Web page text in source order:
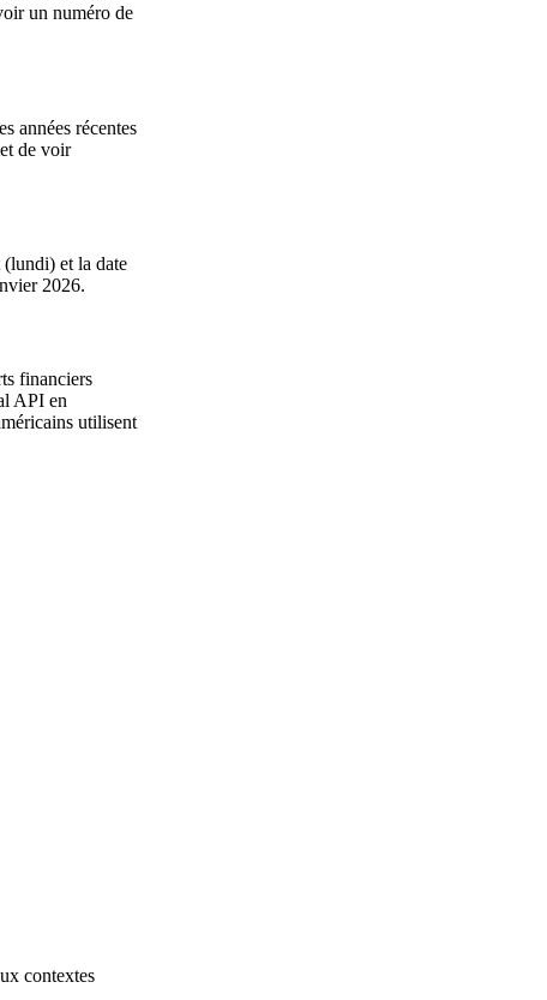
un numéro de
années récentes
de voir
(lundi) et la date
2026.
financiers
API en
utilisent
contextes